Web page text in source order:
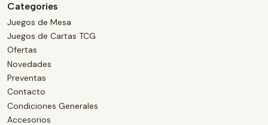
Categories
Juegos de Mesa
Juegos de Cartas TCG
Ofertas
Novedades
Preventas
Contacto
Condiciones Generales
Accesorios